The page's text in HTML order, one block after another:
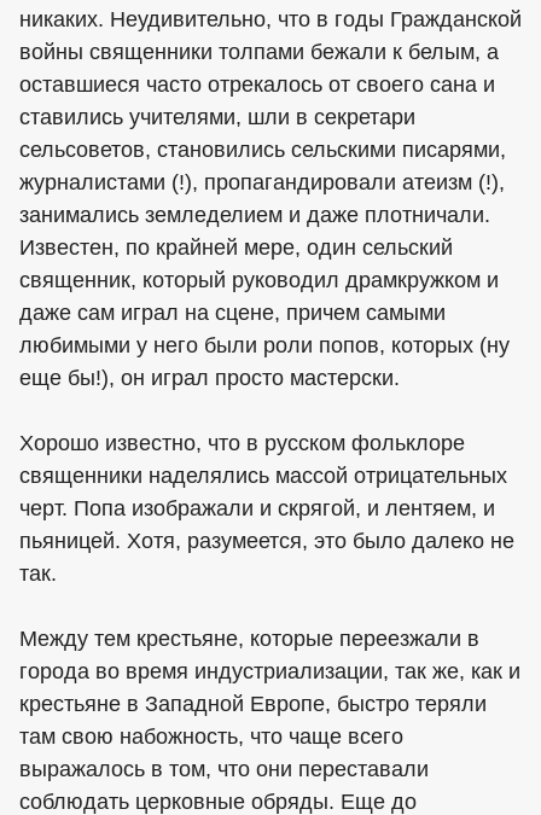
никаких. Неудивительно, что в годы Гражданской
войны священники толпами бежали к белым, а
оставшиеся часто отрекалось от своего сана и
ставились учителями, шли в секретари
сельсоветов, становились сельскими писарями,
журналистами (!), пропагандировали атеизм (!),
занимались земледелием и даже плотничали.
Известен, по крайней мере, один сельский
священник, который руководил драмкружком и
даже сам играл на сцене, причем самыми
любимыми у него были роли попов, которых (ну
еще бы!), он играл просто мастерски.
Хорошо известно, что в русском фольклоре
священники наделялись массой отрицательных
черт. Попа изображали и скрягой, и лентяем, и
пьяницей. Хотя, разумеется, это было далеко не
так.
Между тем крестьяне, которые переезжали в
города во время индустриализации, так же, как и
крестьяне в Западной Европе, быстро теряли
там свою набожность, что чаще всего
выражалось в том, что они переставали
соблюдать церковные обряды. Еще до